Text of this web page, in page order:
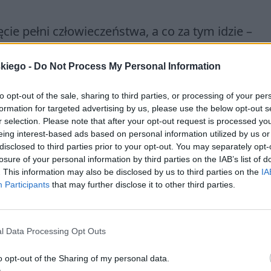
- Do Not Process My Personal Information
opt-out of the sale, sharing to third parties, or processing of your
for targeted advertising by us, please use the below opt-out
selection. Please note that after your opt-out request is processed
interest-based ads based on personal information utilized by us
to third parties prior to your opt-out. You may separately
of your personal information by third parties on the IAB’s list of
This information may also be disclosed by us to third parties on the
Participants that may further disclose it to other third parties.
Data Processing Opt Outs
opt-out of the Sharing of my personal data.
pełni człowieczeństwa, a co za tym idzie –
równać żadna z klas społecznych. Stąd
się nadpłaskimi dachami. Przymiotnik
związek z przyziemnością ustabilizowanej
zostałstanów-stan, przywodzi na myśl
w zamian za zwracanie się w stronę
jest elementami kultury orientalnej: